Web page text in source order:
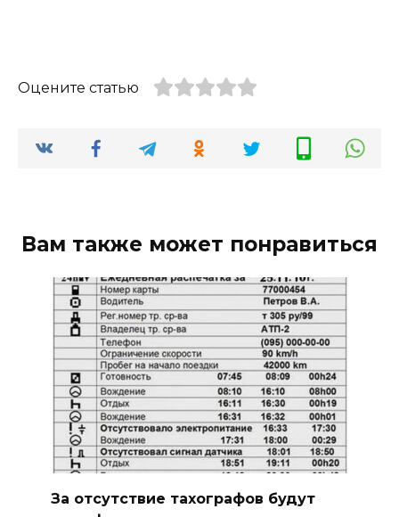
Оцените статью
Вам также может понравиться
За отсутствие тахографов будут